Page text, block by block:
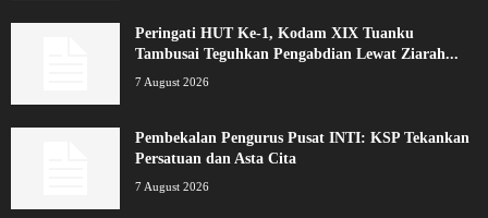
Peringati HUT Ke-1, Kodam XIX Tuanku
Tambusai Teguhkan Pengabdian Lewat Ziarah...
7 August 2026
Pembekalan Pengurus Pusat INTI: KSP Tekankan
Persatuan dan Asta Cita
7 August 2026